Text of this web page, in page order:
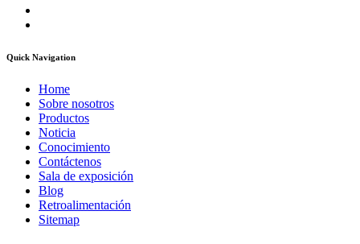
Quick Navigation
Home
Sobre nosotros
Productos
Noticia
Conocimiento
Contáctenos
Sala de exposición
Blog
Retroalimentación
Sitemap